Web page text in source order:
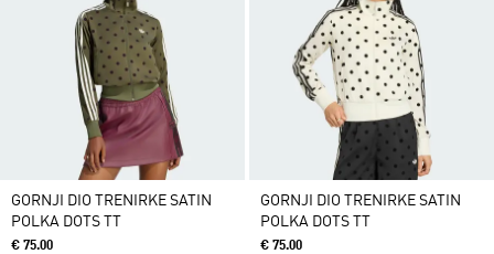
GORNJI DIO TRENIRKE SATIN
POLKA DOTS TT
€ 75.00
GORNJI DIO TRENIRKE SATIN
POLKA DOTS TT
€ 75.00